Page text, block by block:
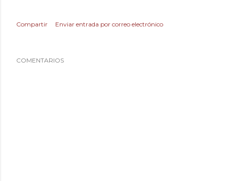
Compartir Enviar entrada por correo electrónico
COMENTARIOS